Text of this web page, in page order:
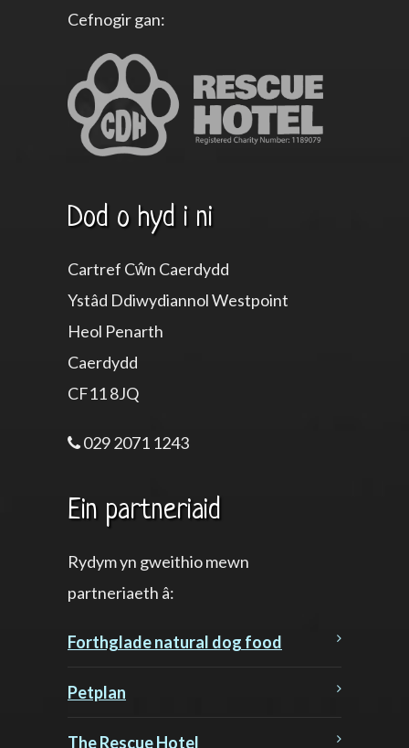
Cefnogir gan:
Dod o hyd i ni
Cartref Cŵn Caerdydd
Ystâd Ddiwydiannol Westpoint
Heol Penarth
Caerdydd
CF11 8JQ
029 2071 1243
Ein partneriaid
Rydym yn gweithio mewn
partneriaeth â:
Forthglade natural dog food
Petplan
The Rescue Hotel